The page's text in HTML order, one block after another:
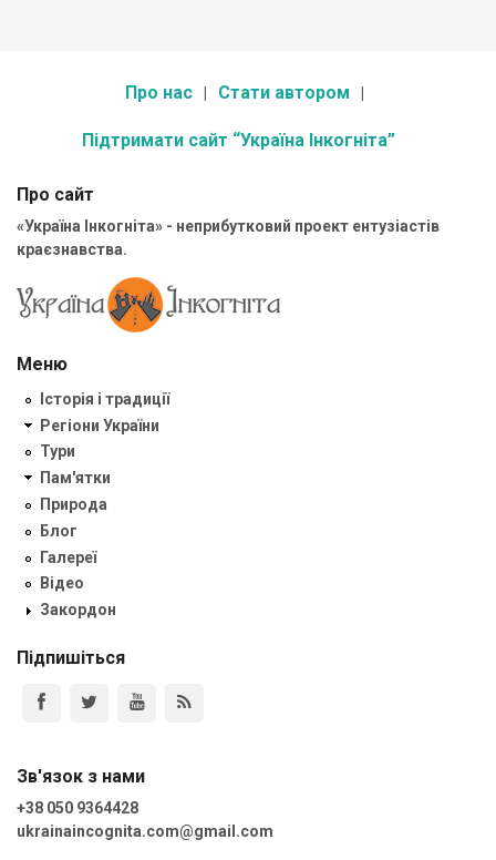
Про нас Стати автором
Підтримати сайт “Україна Інкогніта”
Про сайт
«Україна Інкогніта» - неприбутковий проект ентузіастів
краєзнавства.
Меню
Історія і традиції
Регіони України
Тури
Пам'ятки
Природа
Блог
Галереї
Відео
Закордон
Підпишіться
Зв'язок з нами
+38 050 9364428
ukrainaincognita.com@gmail.com